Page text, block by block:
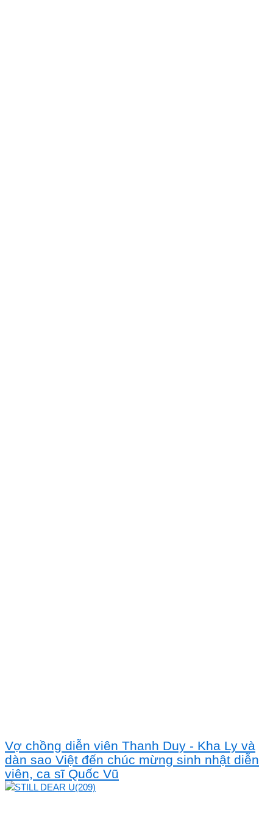
Vợ chồng diễn viên Thanh Duy - Kha Ly và
dàn sao Việt đến chúc mừng sinh nhật diễn
viên, ca sĩ Quốc Vũ